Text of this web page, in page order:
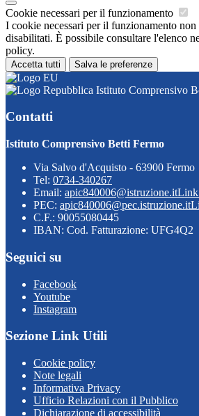
Cookie necessari per il funzionamento
I cookie necessari per il funzionamento non
disabilitati. È possibile consultare l'elenco
policy.
Accetta tutti Salva le preferenze
Istituto Comprensivo
Contatti
Istituto Comprensivo Betti Fermo
Via Salvo d'Acquisto - 63900 Fermo
Tel: 0734-340267
Email: apic840006@istruzione.itLink
PEC: apic840006@pec.istruzione.it
C.F.: 90055080445
IBAN: Cod. Fatturazione: UFG4Q2
Seguici su
Facebook
Youtube
Instagram
Sezione Link Utili
Cookie policy
Note legali
Informativa Privacy
Ufficio Relazioni con il Pubblico
Dichiarazione di accessibilità